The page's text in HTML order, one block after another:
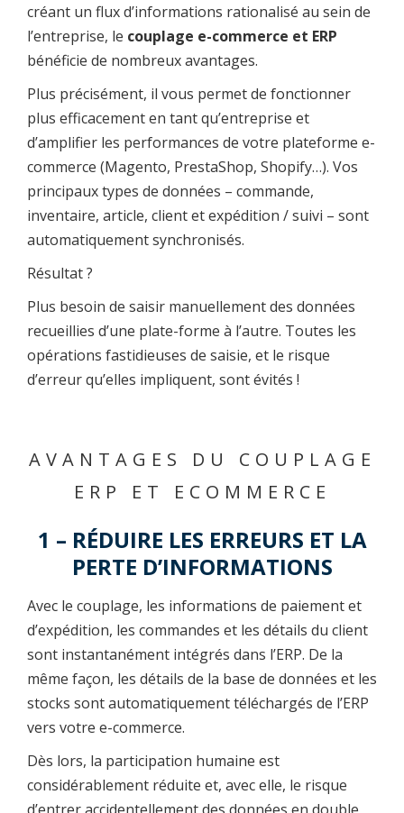
créant un flux d’informations rationalisé au sein de
l’entreprise, le couplage e-commerce et ERP
bénéficie de nombreux avantages.
Plus précisément, il vous permet de fonctionner
plus efficacement en tant qu’entreprise et
d’amplifier les performances de votre plateforme e-
commerce (Magento, PrestaShop, Shopify…). Vos
principaux types de données – commande,
inventaire, article, client et expédition / suivi – sont
automatiquement synchronisés.
Résultat ?
Plus besoin de saisir manuellement des données
recueillies d’une plate-forme à l’autre. Toutes les
opérations fastidieuses de saisie, et le risque
d’erreur qu’elles impliquent, sont évités !
AVANTAGES DU COUPLAGE
ERP ET ECOMMERCE
1 – RÉDUIRE LES ERREURS ET LA
PERTE D’INFORMATIONS
Avec le couplage, les informations de paiement et
d’expédition, les commandes et les détails du client
sont instantanément intégrés dans l’ERP. De la
même façon, les détails de la base de données et les
stocks sont automatiquement téléchargés de l’ERP
vers votre e-commerce.
Dès lors, la participation humaine est
considérablement réduite et, avec elle, le risque